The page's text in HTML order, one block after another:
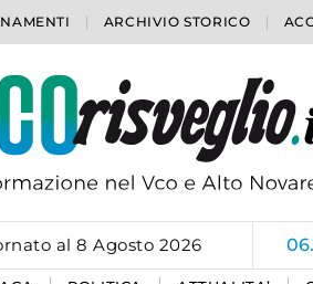
ARCHIVIO STORICO
al 8 Agosto 2026